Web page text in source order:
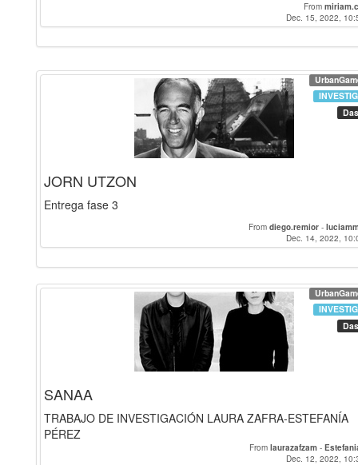
From
Dec. 15, 2022,
JORN UTZON
Entrega fase 3
From diego.remior -
Dec. 14, 2022,
SANAA
TRABAJO DE INVESTIGACIÓN LAURA ZAFRA-ESTEFANÍA
PÉREZ
From laurazafzam -
Dec. 12, 2022,